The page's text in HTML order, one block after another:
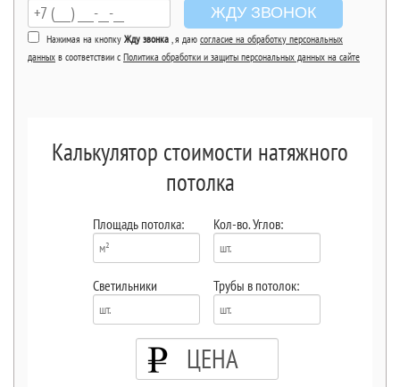
ЖДУ ЗВОНОК
Нажимая на кнопку Жду звонка , я даю согласие на обработку персональных
данных в соответствии с Политика обработки и защиты персональных данных на сайте
Калькулятор стоимости натяжного
потолка
Площадь потолка: Кол-во. Углов:
Светильники Трубы в потолок:
ЦЕНА